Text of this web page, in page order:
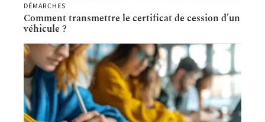
DÉMARCHES
Comment transmettre le certificat de cession d’un
véhicule ?